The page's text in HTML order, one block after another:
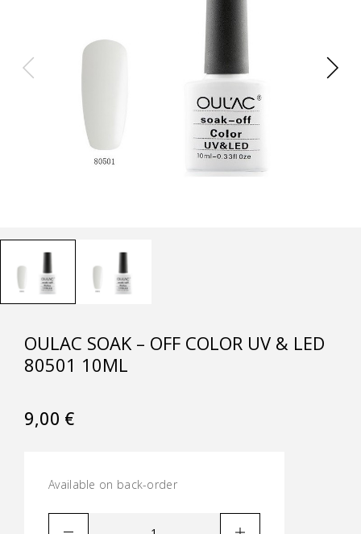
OULAC SOAK – OFF COLOR UV & LED
80501 10ML
9,00 €
Available on back-order